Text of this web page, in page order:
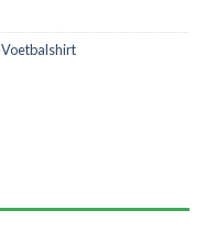
Voetbalshirt